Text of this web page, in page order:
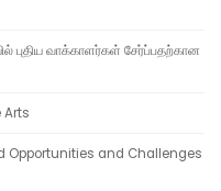
புதிய வாக்காளர்கள் சேர்ப்பதற்கான
Arts
Opportunities and Challenges